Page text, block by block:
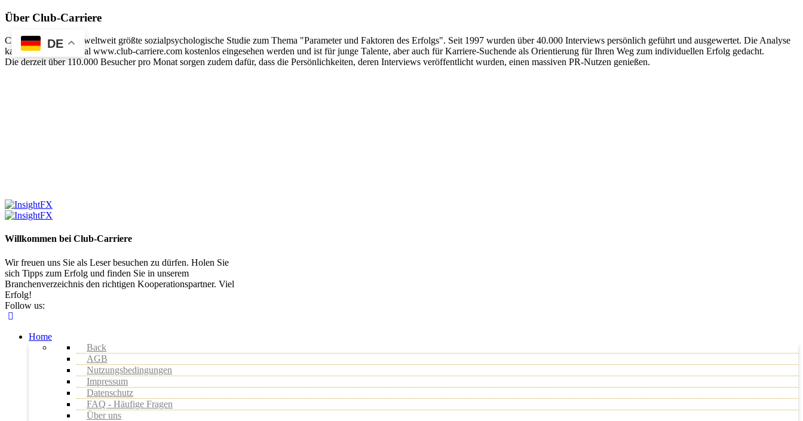
DE
Über Club-Carriere
Club-Carriere ist die weltweit größte sozialpsychologische Studie zum Thema "Parameter und Faktoren des Erfolgs". Seit 1997 wurden über 40.000 Interviews persönlich geführt und ausgewertet. Die Analyse
kann auf diesem Portal www.club-carriere.com kostenlos eingesehen werden und ist für junge Talente, aber auch für Karriere-Suchende als Orientierung für Ihren Weg zum individuellen Erfolg gedacht.
Die derzeit über 110.000 Besucher pro Monat sorgen zudem dafür, dass die Persönlichkeiten, deren Interviews veröffentlicht wurden, einen massiven PR-Nutzen genießen.
Willkommen bei Club-Carriere
Wir freuen uns Sie als Leser besuchen zu dürfen. Holen Sie
sich Tipps zum Erfolg und finden Sie in unserem
Branchenverzeichnis den richtigen Kooperationspartner. Viel
Erfolg!
Follow us:
Home
Back
AGB
Nutzungsbedingungen
Impressum
Datenschutz
FAQ - Häufige Fragen
Über uns